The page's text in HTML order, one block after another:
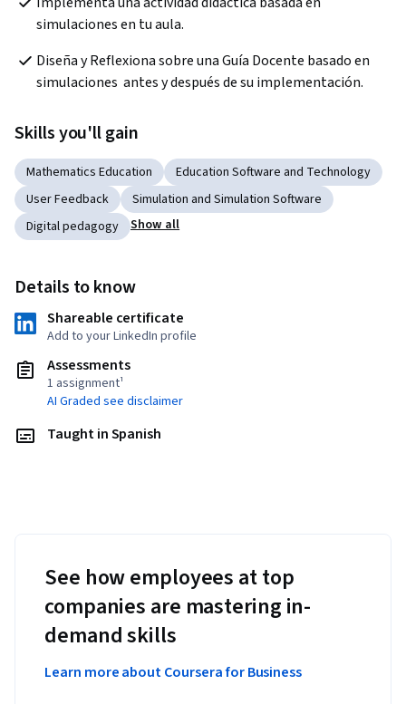
simulaciones en tu aula.
Diseña y Reflexiona sobre una Guía Docente basado en
simulaciones  antes y después de su implementación.
Skills you'll gain
Mathematics Education
Education Software and Technology
User Feedback
Simulation and Simulation Software
Digital pedagogy
Show all
Details to know
Shareable certificate
Add to your LinkedIn profile
Assessments
1 assignment¹
AI Graded see disclaimer
Taught in Spanish
See how employees at top
companies are mastering in-
demand skills
Learn more about Coursera for Business